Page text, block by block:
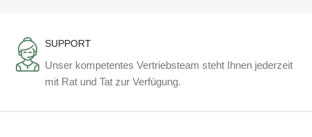
SUPPORT
Unser kompetentes Vertriebsteam steht Ihnen jederzeit
mit Rat und Tat zur Verfügung.